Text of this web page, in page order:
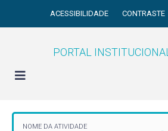
ACESSIBILIDADE CONTRASTE
PORTAL INSTITUCIONAL
NOME DA ATIVIDADE